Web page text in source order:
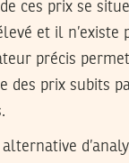
ces prix se
et il n’existe
précis
des prix subits